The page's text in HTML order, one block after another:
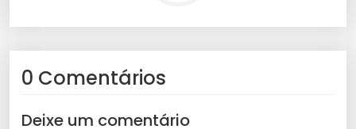
0 Comentários
Deixe um comentário